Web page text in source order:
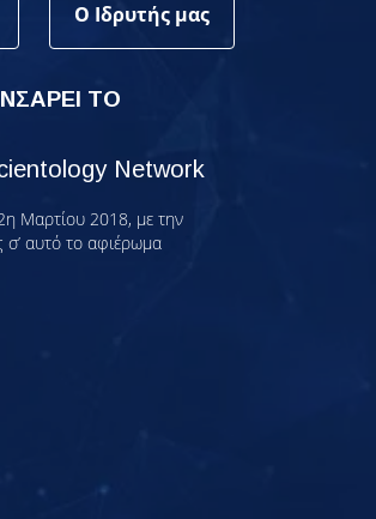
Ο Ιδρυτής μας
ΤΟ
Network
Μαρτίου 2018, με την
σ’ αυτό το αφιέρωμα